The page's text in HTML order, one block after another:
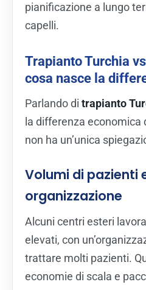
pianificazione a lungo
capelli.
Trapianto Turchia
cosa nasce la
Parlando di trapianto
la differenza economica
non ha un’unica
Volumi di pazienti
organizzazione
Alcuni centri esteri
elevati, con
trattare molti pazienti.
economie di scala e